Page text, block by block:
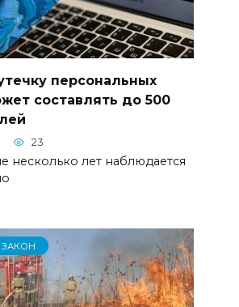
персональных
составлять до 500
23
несколько лет наблюдается